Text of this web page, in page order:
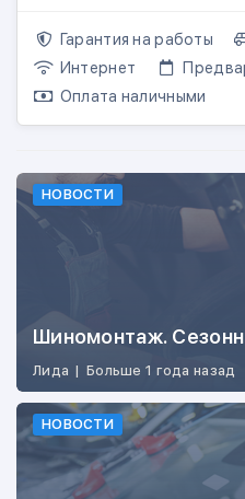
Гарантия на работы
Интернет
Оплата наличными
НОВОСТИ
Шиномонтаж.
Лида | Больше 1 года назад
НОВОСТИ